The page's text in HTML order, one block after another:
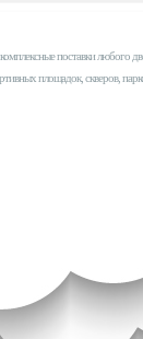
поставки любого
площадок, скверов,